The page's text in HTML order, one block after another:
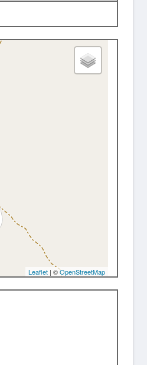
Leaflet | ©OpenStreetMap